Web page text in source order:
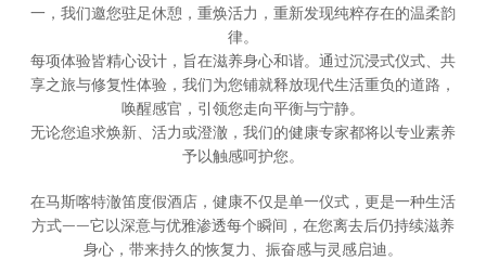
一，我们邀您驻足休憩，重焕活力，重新发现纯粹存在的温柔韵
律。
每项体验皆精心设计，旨在滋养身心和谐。通过沉浸式仪式、共
享之旅与修复性体验，我们为您铺就释放现代生活重负的道路，
唤醒感官，引领您走向平衡与宁静。
无论您追求焕新、活力或澄澈，我们的健康专家都将以专业素养
予以触感呵护您。
在马斯喀特澈笛度假酒店，健康不仅是单一仪式，更是一种生活
方式——它以深意与优雅渗透每个瞬间，在您离去后仍持续滋养
身心，带来持久的恢复力、振奋感与灵感启迪。